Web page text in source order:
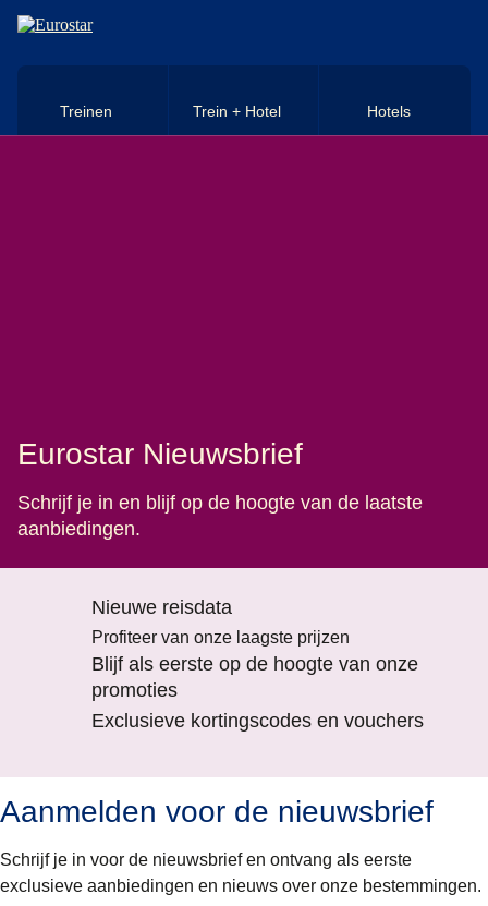
Naar hoofdinhoud
Treinen Trein + Hotel Hotels
Eurostar Nieuwsbrief
Schrijf je in en blijf op de hoogte van de laatste
aanbiedingen.
Nieuwe reisdata
Profiteer van onze laagste prijzen
Blijf als eerste op de hoogte van onze
promoties
Exclusieve kortingscodes en vouchers
Aanmelden voor de nieuwsbrief
Schrijf je in voor de nieuwsbrief en ontvang als eerste
exclusieve aanbiedingen en nieuws over onze bestemmingen.